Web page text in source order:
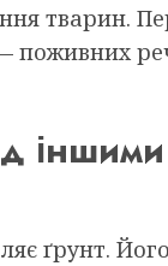
тварин.
ґрунт.